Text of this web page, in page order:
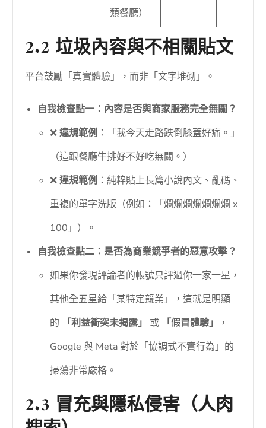
類餐廳）
2.2 垃圾內容與不相關貼文
平台鼓勵「真實體驗」，而非「文字堆砌」。
自我檢查點一：內容是否與商家服務完全無關？
❌違規範例 ：「我今天走路跌倒膝蓋好痛。」
（這跟餐廳牛排好不好吃無關。）
❌違規範例 ：純粹貼上長篇小說內文、亂碼、
重複的單字洗版（例如：「爛爛爛爛爛爛爛 x
100」）。
自我檢查點二：是否為商業競爭者的惡意攻擊？
如果你發現評論者的帳號只評過你一家一星，
其他全五星給「某特定競業」，這就是明顯
的
「利益衝突未揭露」 或 「假冒體驗」
，
Google 與 Meta 對於「協調式不實行為」的
掃蕩非常嚴格。
2.3 冒充與隱私侵害（人肉